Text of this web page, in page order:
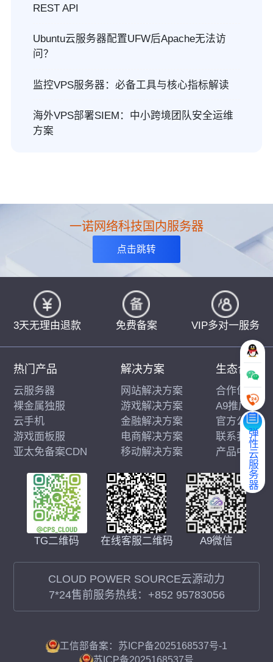
REST API
Ubuntu云服务器配置UFW后Apache无法访
问？
监控VPS服务器：必备工具与核心指标解读
海外VPS部署SIEM：中小跨境团队安全运维
方案
弹性云服务器
一诺网络科技国内服务器
点击跳转
3天无理由退款 免费备案 VIP多对一服务
TG二维码 在线客服二维码 A9微信
CLOUD POWER SOURCE云源动力
7*24售前服务热线： +852 95783056
热门产品
云服务器
裸金属独服
云手机
游戏面板服
亚太免备案CDN
解决方案
网站解决方案
游戏解决方案
金融解决方案
电商解决方案
移动解决方案
生态合作
合作伙伴
A9推广
官方公告
联系我们
产品中心
工信部备案：苏ICP备2025168537号-1
苏ICP备2025168537号